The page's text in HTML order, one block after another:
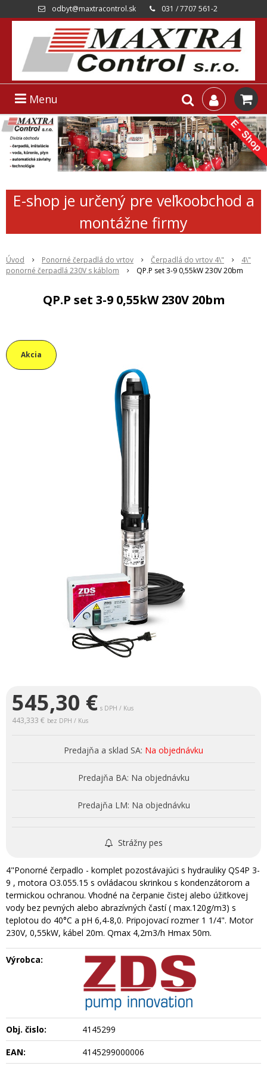
odbyt@maxtracontrol.sk 031 / 7707 561-2
Menu
E-shop je určený pre veľkoobchod a
montážne firmy
Úvod Ponorné čerpadlá do vrtov Čerpadlá do vrtov 4\"
4\"
ponorné čerpadlá 230V s káblom
QP.P set 3-9 0,55kW 230V 20bm
QP.P set 3-9 0,55kW 230V 20bm
Akcia
545,30 € s DPH / Kus
443,333 € bez DPH / Kus
Predajňa a sklad SA: Na objednávku
Predajňa BA: Na objednávku
Predajňa LM: Na objednávku
Strážny pes
4"Ponorné čerpadlo - komplet pozostávajúci s hydrauliky QS4P 3-
9 , motora O3.055.15 s ovládacou skrinkou s kondenzátorom a
termickou ochranou. Vhodné na čerpanie čistej alebo úžitkovej
vody bez pevných alebo abrazívných častí ( max.120g/m3) s
teplotou do 40°C a pH 6,4-8,0. Pripojovací rozmer 1 1/4". Motor
230V, 0,55kW, kábel 20m. Qmax 4,2m3/h Hmax 50m.
Výrobca:
Obj. čislo:
4145299
EAN:
4145299000006